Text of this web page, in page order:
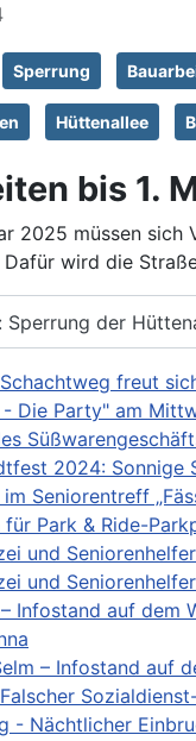
Sperrung
Hüttenallee
bis 1.
2025 müssen sich
wird die
Sperrung der
freut
- Die Party" am
2024: Sonnige
Seniorentreff
Park & Ride-
und
und
Infostand auf dem
– Infostand auf
- Nächtlicher